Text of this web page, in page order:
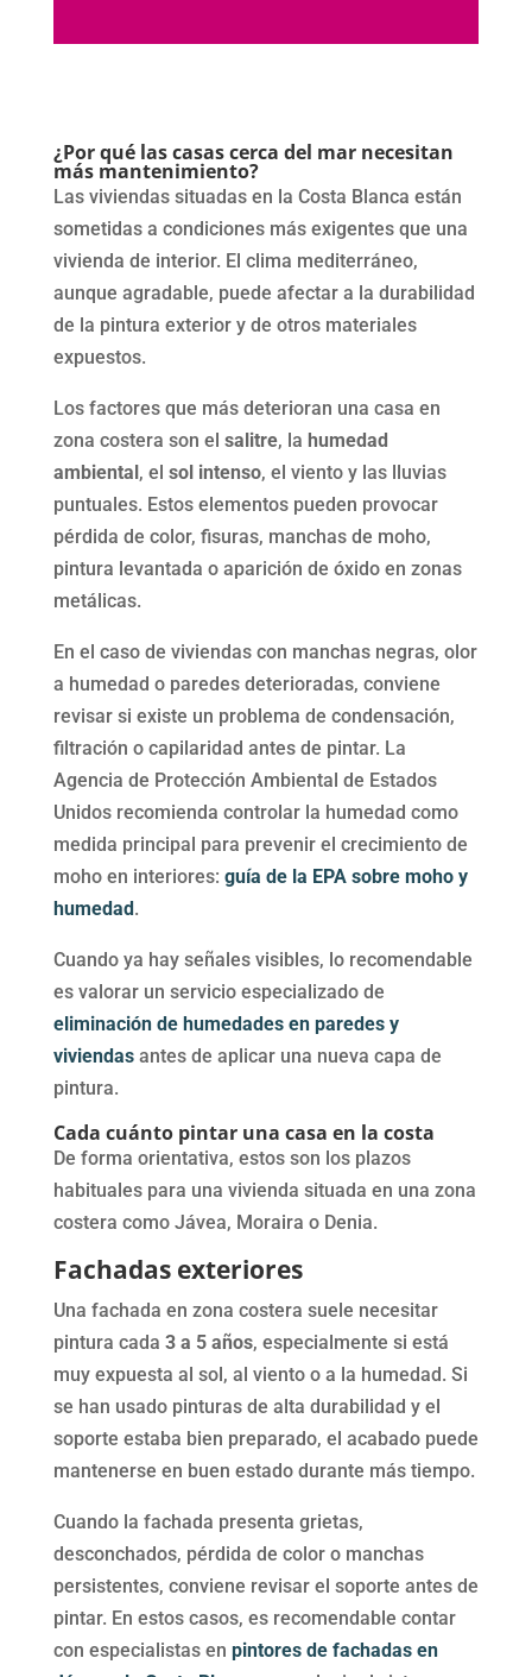
¿Por qué las casas cerca del mar necesitan
más mantenimiento?
Las viviendas situadas en la Costa Blanca están
sometidas a condiciones más exigentes que una
vivienda de interior. El clima mediterráneo,
aunque agradable, puede afectar a la durabilidad
de la pintura exterior y de otros materiales
expuestos.
Los factores que más deterioran una casa en
zona costera son el salitre, la humedad
ambiental, el sol intenso, el viento y las lluvias
puntuales. Estos elementos pueden provocar
pérdida de color, fisuras, manchas de moho,
pintura levantada o aparición de óxido en zonas
metálicas.
En el caso de viviendas con manchas negras, olor
a humedad o paredes deterioradas, conviene
revisar si existe un problema de condensación,
filtración o capilaridad antes de pintar. La
Agencia de Protección Ambiental de Estados
Unidos recomienda controlar la humedad como
medida principal para prevenir el crecimiento de
moho en interiores: guía de la EPA sobre moho y
humedad.
Cuando ya hay señales visibles, lo recomendable
es valorar un servicio especializado de
eliminación de humedades en paredes y
viviendasantes de aplicar una nueva capa de
pintura.
Cada cuánto pintar una casa en la costa
De forma orientativa, estos son los plazos
habituales para una vivienda situada en una zona
costera como Jávea, Moraira o Denia.
Fachadas exteriores
Una fachada en zona costera suele necesitar
pintura cada 3 a 5 años, especialmente si está
muy expuesta al sol, al viento o a la humedad. Si
se han usado pinturas de alta durabilidad y el
soporte estaba bien preparado, el acabado puede
mantenerse en buen estado durante más tiempo.
Cuando la fachada presenta grietas,
desconchados, pérdida de color o manchas
persistentes, conviene revisar el soporte antes de
pintar. En estos casos, es recomendable contar
con especialistas en pintores de fachadas en